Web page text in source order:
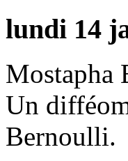
lundi 14
Mostapha
Un
Bernoulli.